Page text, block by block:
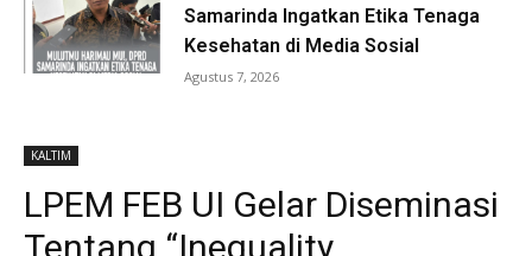
Samarinda Ingatkan Etika Tenaga
Kesehatan di Media Sosial
Agustus 7, 2026